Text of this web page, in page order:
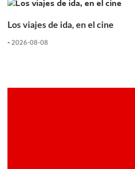
Los viajes de ida, en el cine
- 2026-08-08